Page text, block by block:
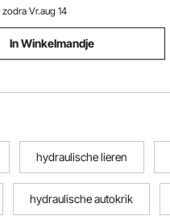
zodra Vr.aug 14
In Winkelmandje
hydraulische lieren
hydraulische autokrik